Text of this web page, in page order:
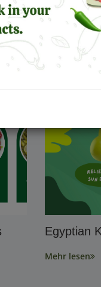
Mehr lesen
Egyptian
Mehr lesen